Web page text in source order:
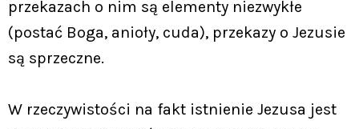
przekazach o nim są elementy niezwykłe
(postać Boga, anioły, cuda), przekazy o Jezusie
są sprzeczne.
W rzeczywistości na fakt istnienie Jezusa jest